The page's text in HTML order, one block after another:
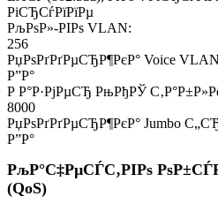
РіСЂСѓРїРїРµ
РљРѕР»-РІРѕ VLAN:
256
РџРѕРґРґРµСЂР¶РєР° Voice
Р”Р°
Р Р°Р·РјРµСЂ РњРђРЎ
8000
РџРѕРґРґРµСЂР¶РєР° Jumbo
Р”Р°
РљР°С‡РµСЃС‚РІРѕ
(QoS)